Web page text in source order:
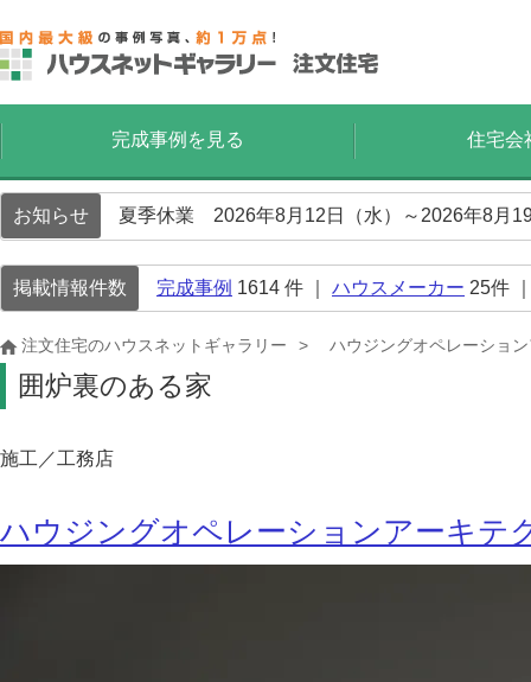
完成事例を見る 住宅会
お知らせ 夏季休業 2026年8月12日（水）～2026年8月
掲載情報件数 完成事例 1614 件 ｜ ハウスメーカー 25件
注文住宅のハウスネットギャラリー ハウジングオペレーショ
囲炉裏のある家
施工／工務店
ハウジングオペレーションアーキテ